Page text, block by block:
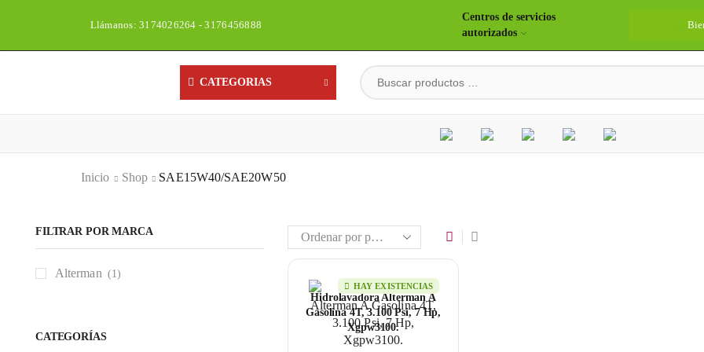
Llámanos: 3174026264 - 3176456888
Centros de servicios
autorizados
CATEGORIAS
Inicio Shop SAE15W40/SAE20W50
HAY EXISTENCIAS
Hidrolavadora Alterman A
Gasolina 4T, 3.100 Psi, 7 Hp,
Xgpw3100.
FILTRAR POR MARCA
Alterman (1)
CATEGORÍAS